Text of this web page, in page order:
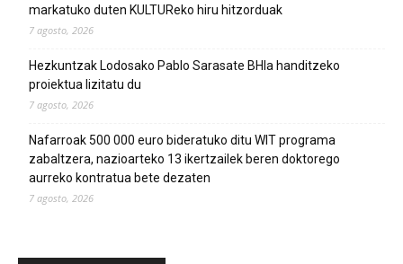
markatuko duten KULTUReko hiru hitzorduak
7 agosto, 2026
Hezkuntzak Lodosako Pablo Sarasate BHIa handitzeko
proiektua lizitatu du
7 agosto, 2026
Nafarroak 500 000 euro bideratuko ditu WIT programa
zabaltzera, nazioarteko 13 ikertzailek beren doktorego
aurreko kontratua bete dezaten
7 agosto, 2026